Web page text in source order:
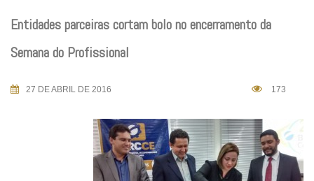
Entidades parceiras cortam bolo no encerramento da
Semana do Profissional
27 DE ABRIL DE 2016 173